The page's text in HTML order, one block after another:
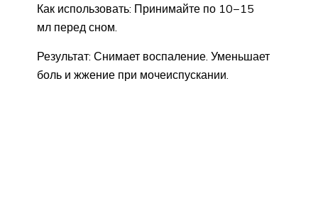
Как использовать: Принимайте по 10−15
мл перед сном.
Результат: Снимает воспаление. Уменьшает
боль и жжение при мочеиспускании.